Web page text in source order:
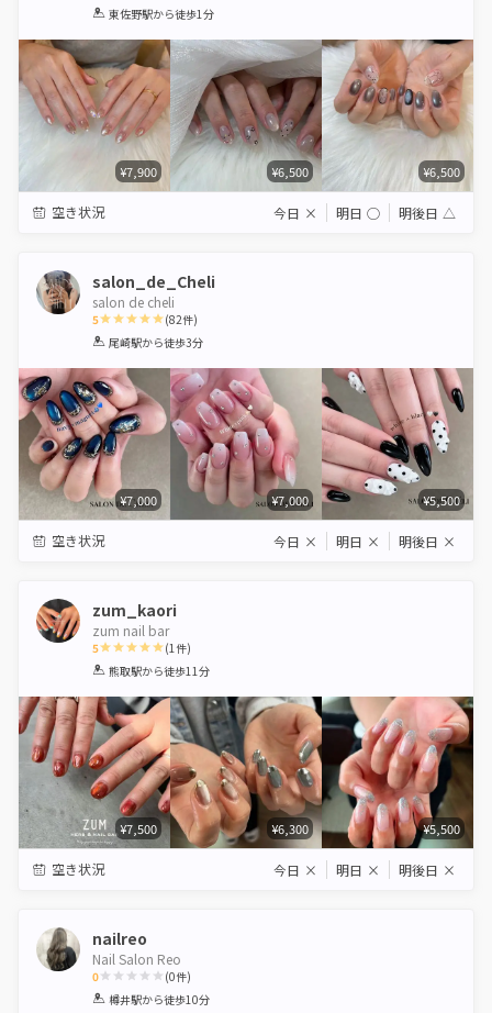
1 2 3 4 5
東佐野駅から徒歩1分
¥7,900 ¥6,500 ¥6,500
空き状況 今日 × 明日 ◯ 明後日 △
salon_de_Cheli
salon de cheli
5
1 2 3 4 5
(82件)
尾崎駅から徒歩3分
¥7,000 ¥7,000 ¥5,500
空き状況 今日 × 明日 × 明後日 ×
zum_kaori
zum nail bar
5
1 2 3 4 5
(1件)
熊取駅から徒歩11分
¥7,500 ¥6,300 ¥5,500
空き状況 今日 × 明日 × 明後日 ×
nailreo
Nail Salon Reo
0
1 2 3 4 5
(0件)
樽井駅から徒歩10分